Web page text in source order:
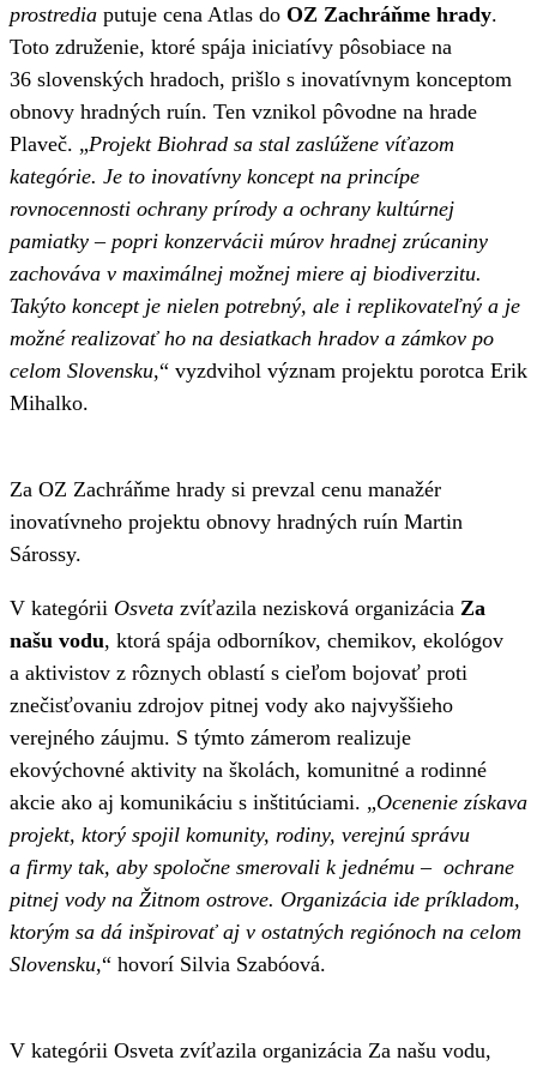
prostredia putuje cena Atlas do OZ Zachráňme hrady.
Toto združenie, ktoré spája iniciatívy pôsobiace na
36 slovenských hradoch, prišlo s inovatívnym konceptom
obnovy hradných ruín. Ten vznikol pôvodne na hrade
Plaveč. „Projekt Biohrad sa stal zaslúžene víťazom
kategórie. Je to inovatívny koncept na princípe
rovnocennosti ochrany prírody a ochrany kultúrnej
pamiatky – popri konzervácii múrov hradnej zrúcaniny
zachováva v maximálnej možnej miere aj biodiverzitu.
Takýto koncept je nielen potrebný, ale i replikovateľný a je
možné realizovať ho na desiatkach hradov a zámkov po
celom Slovensku,“ vyzdvihol význam projektu porotca Erik
Mihalko.
Za OZ Zachráňme hrady si prevzal cenu manažér
inovatívneho projektu obnovy hradných ruín Martin
Sárossy.
V kategórii Osveta zvíťazila nezisková organizácia Za
našu vodu, ktorá spája odborníkov, chemikov, ekológov
a aktivistov z rôznych oblastí s cieľom bojovať proti
znečisťovaniu zdrojov pitnej vody ako najvyššieho
verejného záujmu. S týmto zámerom realizuje
ekovýchovné aktivity na školách, komunitné a rodinné
akcie ako aj komunikáciu s inštitúciami. „Ocenenie získava
projekt, ktorý spojil komunity, rodiny, verejnú správu
a firmy tak, aby spoločne smerovali k jednému – ochrane
pitnej vody na Žitnom ostrove. Organizácia ide príkladom,
ktorým sa dá inšpirovať aj v ostatných regiónoch na celom
Slovensku,“ hovorí Silvia Szabóová.
V kategórii Osveta zvíťazila organizácia Za našu vodu,